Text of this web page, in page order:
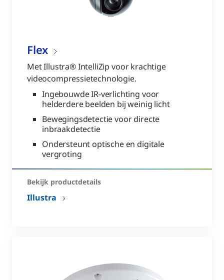
Flex
Met Illustra® IntelliZip voor krachtige
videocompressietechnologie.
Ingebouwde IR-verlichting voor
helderdere beelden bij weinig licht
Bewegingsdetectie voor directe
inbraakdetectie
Ondersteunt optische en digitale
vergroting
Bekijk productdetails
Illustra